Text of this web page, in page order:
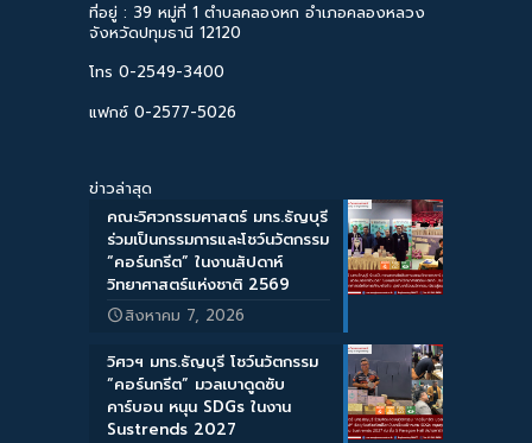
ที่อยู่ : 39 หมู่ที่ 1 ตำบลคลองหก อำเภอคลองหลวง
จังหวัดปทุมธานี 12120
โทร 0-2549-3400
แฟกซ์ 0-2577-5026
ข่าวล่าสุด
คณะวิศวกรรมศาสตร์ มทร.ธัญบุรี
ร่วมเป็นกรรมการและโชว์นวัตกรรม
“คอร์นกรีต” ในงานสัปดาห์
วิทยาศาสตร์แห่งชาติ 2569
สิงหาคม 7, 2026
วิศวฯ มทร.ธัญบุรี โชว์นวัตกรรม
“คอร์นกรีต” มวลเบาดูดซับ
คาร์บอน หนุน SDGs ในงาน
Sustrends 2027